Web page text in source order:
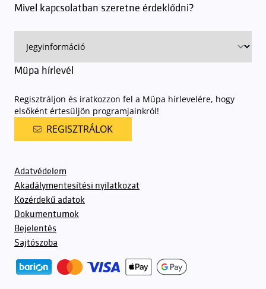
Mivel kapcsolatban szeretne érdeklődni?
Müpa hírlevél
Regisztráljon és iratkozzon fel a Müpa hírlevelére, hogy
elsőként értesüljön programjainkról!
REGISZTRÁLOK
Adatvédelem
Akadálymentesítési nyilatkozat
Közérdekű adatok
Dokumentumok
Bejelentés
Sajtószoba